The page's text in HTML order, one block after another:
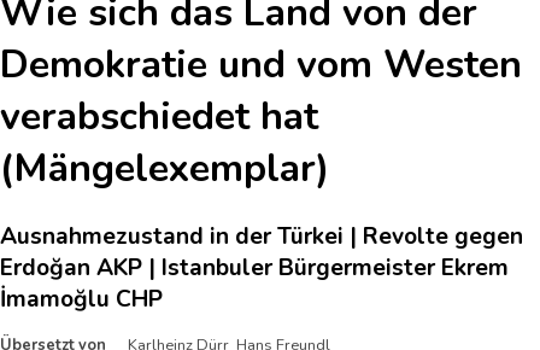
Wie sich das Land von der
Demokratie und vom Westen
verabschiedet hat
(Mängelexemplar)
Ausnahmezustand in der Türkei | Revolte gegen
Erdoğan AKP | Istanbuler Bürgermeister Ekrem
İmamoğlu CHP
Übersetzt von Karlheinz Dürr Hans Freundl